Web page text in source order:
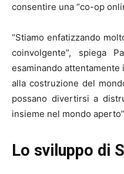
consentire una “co-op
“Stiamo enfatizzando
coinvolgente”, spiega
esaminando attentamente
alla costruzione del
possano divertirsi a
insieme nel mondo
Lo sviluppo di